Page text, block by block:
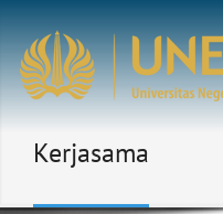
Kerjasama